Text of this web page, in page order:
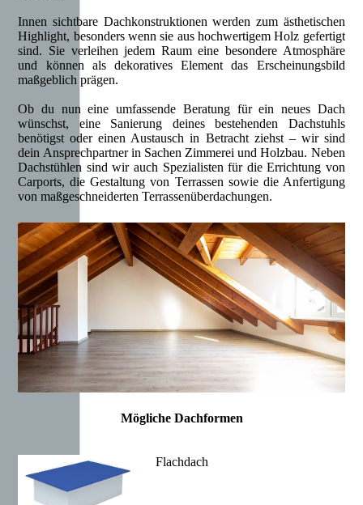
Innen sichtbare Dachkonstruktionen werden zum ästhetischen
Highlight, besonders wenn sie aus hochwertigem Holz gefertigt
sind. Sie verleihen jedem Raum eine besondere Atmosphäre
und können als dekoratives Element das Erscheinungsbild
maßgeblich prägen.
Ob du nun eine umfassende Beratung für ein neues Dach
wünschst, eine Sanierung deines bestehenden Dachstuhls
benötigst oder einen Austausch in Betracht ziehst – wir sind
dein Ansprechpartner in Sachen Zimmerei und Holzbau. Neben
Dachstühlen sind wir auch Spezialisten für die Errichtung von
Carports, die Gestaltung von Terrassen sowie die Anfertigung
von maßgeschneiderten Terrassenüberdachungen.
Mögliche Dachformen
Flachdach